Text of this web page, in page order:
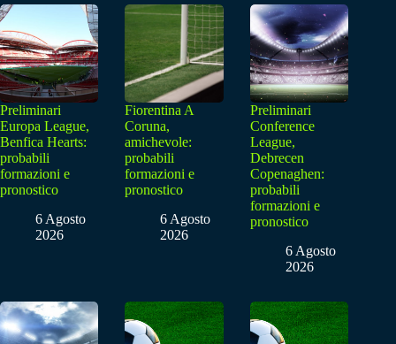
Preliminari
Europa League,
Benfica Hearts:
probabili
formazioni e
pronostico
6 Agosto
2026
Fiorentina A
Coruna,
amichevole:
probabili
formazioni e
pronostico
6 Agosto
2026
Preliminari
Conference
League,
Debrecen
Copenaghen:
probabili
formazioni e
pronostico
6 Agosto
2026